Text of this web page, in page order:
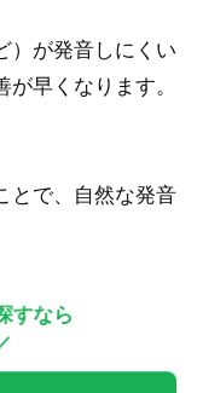
）が発音しにくい
早くなります。
とで、自然な発音
すなら